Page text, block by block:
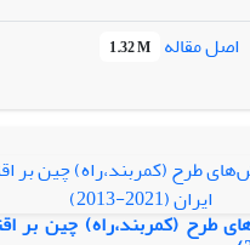
منطقه‌ای و بین المللی
و تاثیرات این بحران‌ها بر
خواهد داشت؟ و در این راستا
این فرضیه مطرح شده
ارمنستان، بـر پایة
اصل مقاله 1.32 M
طرح (کمربند،راه) چین بر